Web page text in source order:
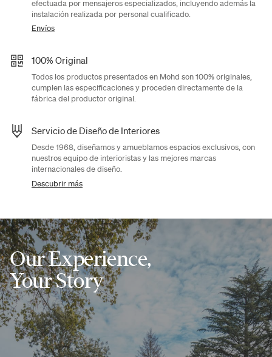
efectuada por mensajeros especializados, incluyendo además la
instalación realizada por personal cualificado.
Envíos
100% Original
Todos los productos presentados en Mohd son 100% originales,
cumplen las especificaciones y proceden directamente de la
fábrica del productor original.
Servicio de Diseño de Interiores
Desde 1968, diseñamos y amueblamos espacios exclusivos, con
nuestros equipo de interioristas y las mejores marcas
internacionales de diseño.
Descubrir más
Our Experience,
Your Story